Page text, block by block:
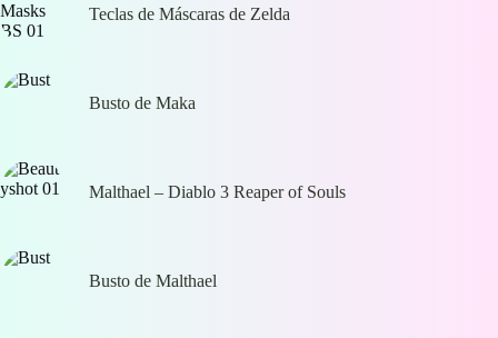
Teclas de Máscaras de Zelda
Busto de Maka
Malthael – Diablo 3 Reaper of Souls
Busto de Malthael